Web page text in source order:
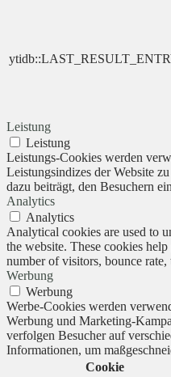
Leistung
Leistung
Leistungs-Cookies werden
Leistungsindizes der Website
dazu beiträgt, den Besuchern
Analytics
Analytics
Analytical cookies are used to
the website. These cookies
number of visitors, bounce rate,
Werbung
Werbung
Werbe-Cookies werden
Werbung und Marketing-
verfolgen Besucher auf
Informationen, um
Cookie